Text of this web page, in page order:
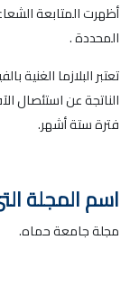
أظهرت المتابعة
المحددة .
تعتبر البلازما
الناتجة عن استئصال
فترة ستة أشهر.
اسم المجلة
مجلة جامعة حماه.